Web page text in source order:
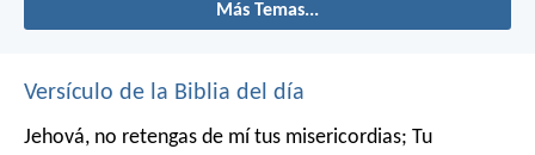
Más Temas...
Versículo de la Biblia del día
Jehová, no retengas de mí tus misericordias; Tu